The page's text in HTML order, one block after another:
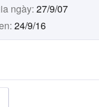
ngày 27/9/07
24/9/16